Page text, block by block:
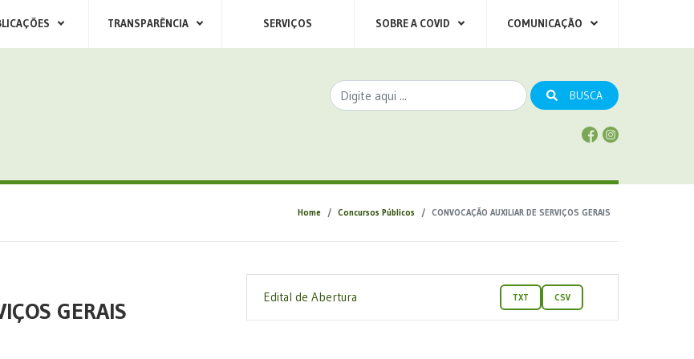
TRANSPARÊNCIA SERVIÇOS SOBRE A COVID COMUNICAÇÃO
BUSCA
Home Concursos Públicos CONVOCAÇÃO AUXILIAR DE SERVIÇOS GERAIS
GERAIS
Edital de Abertura TXT CSV